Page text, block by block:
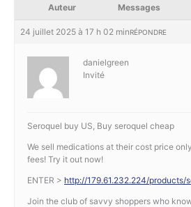
Auteur Messages
24 juillet 2025 à 17 h 02 minRÉPONDRE
danielgreen
Invité
Seroquel buy US, Buy seroquel cheap
We sell medications at their cost price
fees! Try it out now!
ENTER > http://179.61.232.224/products/
Join the club of savvy shoppers who